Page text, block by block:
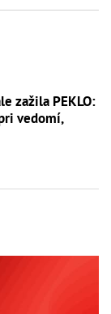
zažila PEKLO:
vedomí,